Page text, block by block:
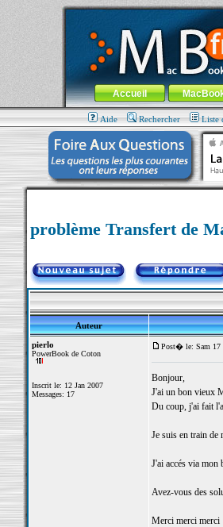
MacBook-fr.com : 100% Apple... 100%
Aller au contenu-Aller au menu
Menu général
Accueil
Aide Rechercher Liste
problème Transfert de
Auteur
pierlo
PowerBook de Coton
Inscrit le: 12 Jan 2007
Messages: 17
Post� le: Sam 17
Bonjour,
J'ai un bon vieux
Du coup, j'ai fait
Je suis en train de
J'ai accés via
Avez-vous des
Merci merci merci